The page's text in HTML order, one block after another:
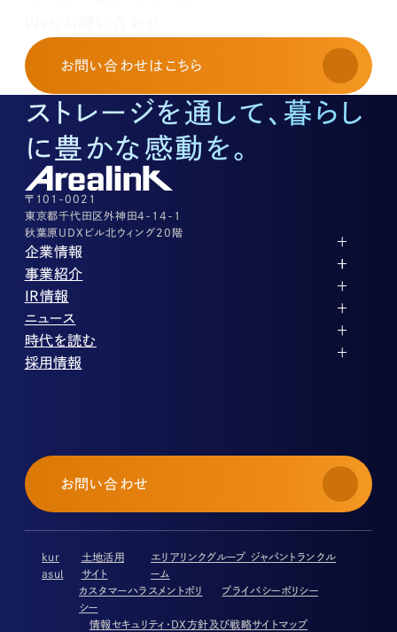
お申し込み・お問い合わせ
03-3526-8568
土地活用に関するお問い合わせ
03-3526-8574
底地に関するお問い合わせ
03-3526-8572
株式に関するお問い合わせ
03-3526-8556
その他上記に当てはまらない案件等
03-3526-8556
お問い合わせ はこちら
ストレージを通して、暮らし
に豊かな感動を。
〒101-0021
東京都千代田区外神田4-14-1
秋葉原UDXビル北ウィング20階
企業情報
代表メッセージ
企業理念
会社概要
役員紹介
沿革
コーポレートガバナンス
事業紹介
ストレージ事業
パートナー制度
ストレージライフ
土地権利整備事業
オフィス事業
アセット事業
IR情報
IRカレンダー
中期経営計画
事業等のリスク
株式・株主情報
個人投資家の皆様へ
よくある質問・用語集
IRメール登録
免責事項
ニュース
PR
IR
時代を読む
投稿一覧
採用情報
採用エントリー
お問い合わせ
kur
asul
土地活用
サイト
エリアリンクグループ ジャパントランクル
ーム
カスタマーハラスメントポリ
シー
プライバシーポリシー
情報セキュリティ・DX方針及び戦略サイトマップ